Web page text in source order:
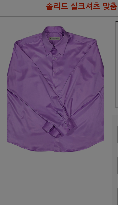
솔리드 실크셔츠 맞춤